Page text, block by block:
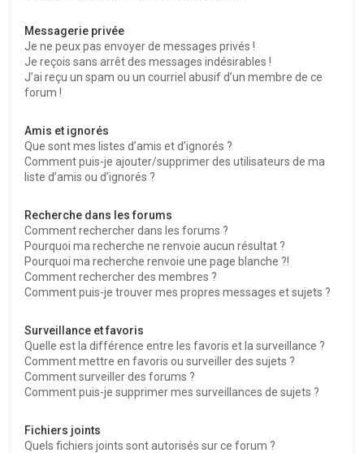
Messagerie privée
Je ne peux pas envoyer de messages privés !
Je reçois sans arrêt des messages indésirables !
J’ai reçu un spam ou un courriel abusif d’un membre de ce
forum !
Amis et ignorés
Que sont mes listes d’amis et d’ignorés ?
Comment puis-je ajouter/supprimer des utilisateurs de ma
liste d’amis ou d’ignorés ?
Recherche dans les forums
Comment rechercher dans les forums ?
Pourquoi ma recherche ne renvoie aucun résultat ?
Pourquoi ma recherche renvoie une page blanche ?!
Comment rechercher des membres ?
Comment puis-je trouver mes propres messages et sujets ?
Surveillance et favoris
Quelle est la différence entre les favoris et la surveillance ?
Comment mettre en favoris ou surveiller des sujets ?
Comment surveiller des forums ?
Comment puis-je supprimer mes surveillances de sujets ?
Fichiers joints
Quels fichiers joints sont autorisés sur ce forum ?